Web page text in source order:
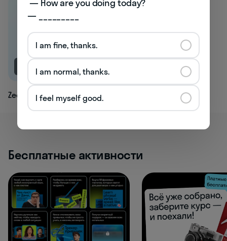
NEW
Zed
Бесплатные активности
— _________
I am fine, thanks.
I am normal, thanks.
I feel myself good.